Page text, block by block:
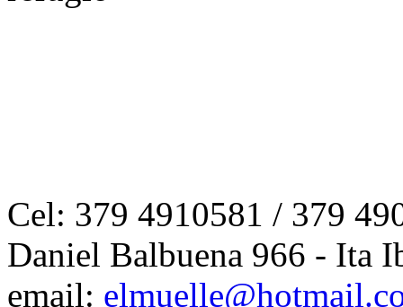
Cel: 379 4910581 / 379
Daniel Balbuena 966 - Ita
email: